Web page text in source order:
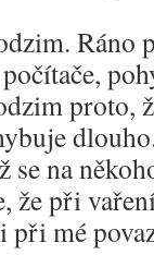
Ráno
proto,
na
že při
při mé